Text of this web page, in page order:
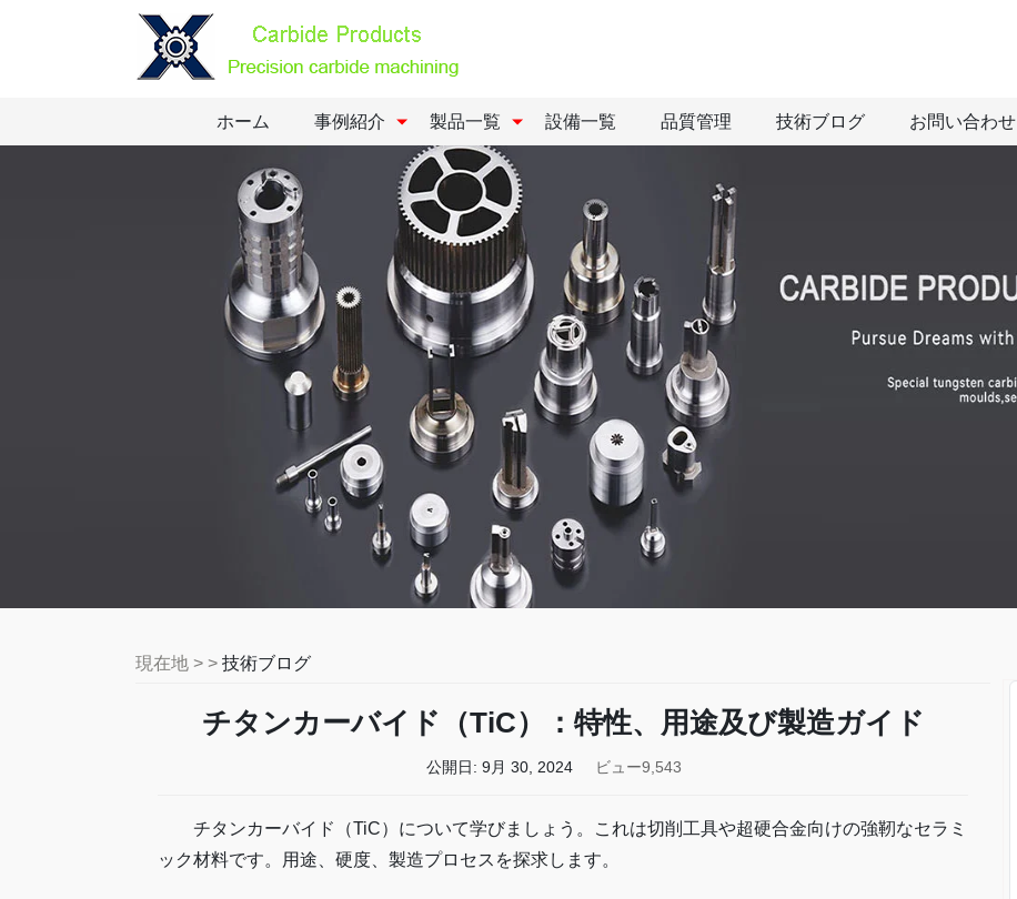
ホーム 事例紹介 製品一覧 設備一覧 品質管理 技術ブログ お問い合わせ
現在地 > > 技術ブログ
チタンカーバイド（TiC）：特性、用途及び製造ガイド
公開日: 9月 30, 2024 ビュー9,543
チタンカーバイド（TiC）について学びましょう。これは切削工具や超硬合金向けの強靭なセラミ
ック材料です。用途、硬度、製造プロセスを探求します。